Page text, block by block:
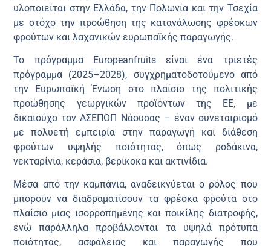
υλοποιείται στην Ελλάδα, την Πολωνία και την Τσεχία
με στόχο την προώθηση της κατανάλωσης φρέσκων
φρούτων και λαχανικών ευρωπαϊκής παραγωγής.
Το πρόγραμμα Europeanfruits είναι ένα τριετές
πρόγραμμα (2025–2028), συγχρηματοδοτούμενο από
την Ευρωπαϊκή Ένωση στο πλαίσιο της πολιτικής
προώθησης γεωργικών προϊόντων της ΕΕ, με
δικαιούχο τον ΑΣΕΠΟΠ Νάουσας – έναν συνεταιρισμό
με πολυετή εμπειρία στην παραγωγή και διάθεση
φρούτων υψηλής ποιότητας, όπως ροδάκινα,
νεκταρίνια, κεράσια, βερίκοκα και ακτινίδια.
Μέσα από την καμπάνια, αναδεικνύεται ο ρόλος που
μπορούν να διαδραματίσουν τα φρέσκα φρούτα στο
πλαίσιο μιας ισορροπημένης και ποικίλης διατροφής,
ενώ παράλληλα προβάλλονται τα υψηλά πρότυπα
ποιότητας, ασφάλειας και παραγωγής που